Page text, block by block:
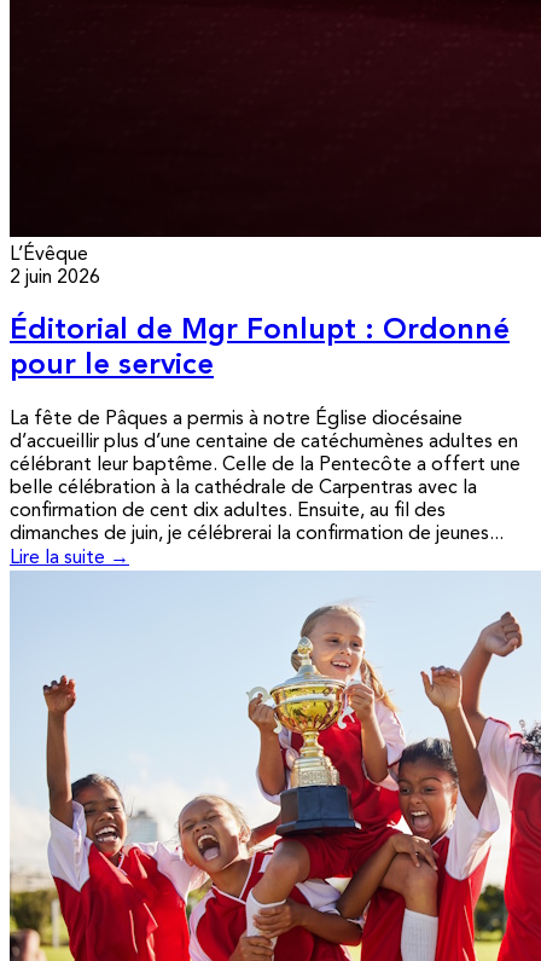
L’Évêque
2 juin 2026
Éditorial de Mgr Fonlupt : Ordonné
pour le service
La fête de Pâques a permis à notre Église diocésaine
d’accueillir plus d’une centaine de catéchumènes adultes en
célébrant leur baptême. Celle de la Pentecôte a offert une
belle célébration à la cathédrale de Carpentras avec la
confirmation de cent dix adultes. Ensuite, au fil des
dimanches de juin, je célébrerai la confirmation de jeunes...
Lire la suite →